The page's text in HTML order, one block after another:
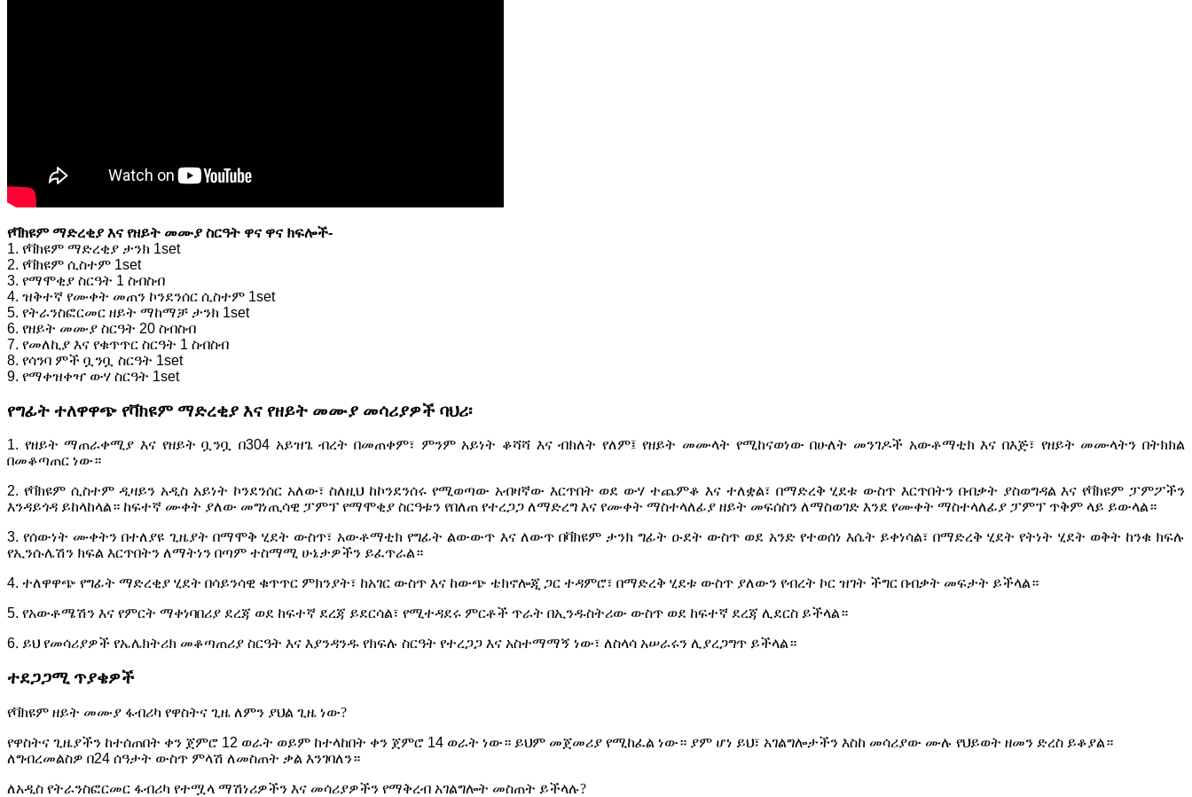
የቫክዩም ማድረቂያ እና የዘይት መሙያ ስርዓት ዋና ዋና ክፍሎች-
1. የቫክዩም ማድረቂያ ታንክ 1set
2. የቫክዩም ሲስተም 1set
3. የማሞቂያ ስርዓት 1 ስብስብ
4. ዝቅተኛ የሙቀት መጠን ኮንደንሰር ሲስተም 1set
5. የትራንስፎርመር ዘይት ማከማቻ ታንክ 1set
6. የዘይት መሙያ ስርዓት 20 ስብስብ
7. የመለኪያ እና የቁጥጥር ስርዓት 1 ስብስብ
8. የሳንባ ምች ቧንቧ ስርዓት 1set
9. የማቀዝቀዣ ውሃ ስርዓት 1set
የግፊት ተለዋዋጭ የቫክዩም ማድረቂያ እና የዘይት መሙያ መሳሪያዎች ባህሪ፡
1. የዘይት ማጠራቀሚያ እና የዘይት ቧንቧ በ304 አይዝጌ ብረት በመጠቀም፣ ምንም አይነት ቆሻሻ እና ብክለት የለም፤ ​​የዘይት መሙላት የሚከናወነው በሁለት መንገዶች አውቶማቲክ እና በእጅ፣ የዘይት መሙላትን በትክክል
በመቆጣጠር ነው።
2. የቫክዩም ሲስተም ዲዛይን አዲስ አይነት ኮንደንሰር አለው፣ ስለዚህ ከኮንደንሰሩ የሚወጣው አብዛኛው እርጥበት ወደ ውሃ ተጨምቆ እና ተለቋል፣ በማድረቅ ሂደቱ ውስጥ እርጥበትን በብቃት ያስወግዳል እና የቫክዩም ፓምፖችን
እንዳይጎዳ ይከላከላል። ከፍተኛ ሙቀት ያለው መግነጢሳዊ ፓምፕ የማሞቂያ ስርዓቱን የበለጠ የተረጋጋ ለማድረግ እና የሙቀት ማስተላለፊያ ዘይት መፍሰስን ለማስወገድ እንደ የሙቀት ማስተላለፊያ ፓምፕ ጥቅም ላይ ይውላል።
3. የሰውነት ሙቀትን በተለያዩ ጊዜያት በማሞቅ ሂደት ውስጥ፣ አውቶማቲክ የግፊት ልውውጥ እና ለውጥ በቫክዩም ታንክ ግፊት ዑደት ውስጥ ወደ አንድ የተወሰነ እሴት ይቀነሳል፣ በማድረቅ ሂደት የትነት ሂደት ወቅት ከንቁ ክፍሉ
የኢንሱሌሽን ክፍል እርጥበትን ለማትነን በጣም ተስማሚ ሁኔታዎችን ይፈጥራል።
4. ተለዋዋጭ የግፊት ማድረቂያ ሂደት በሳይንሳዊ ቁጥጥር ምክንያት፣ ከአገር ውስጥ እና ከውጭ ቴክኖሎጂ ጋር ተዳምሮ፣ በማድረቅ ሂደቱ ውስጥ ያለውን የብረት ኮር ዝገት ችግር በብቃት መፍታት ይችላል።
5. የአውቶሜሽን እና የምርት ማቀነባበሪያ ደረጃ ወደ ከፍተኛ ደረጃ ይደርሳል፣ የሚተዳደሩ ምርቶች ጥራት በኢንዱስትሪው ውስጥ ወደ ከፍተኛ ደረጃ ሊደርስ ይችላል።
6. ይህ የመሳሪያዎች የኤሌክትሪክ መቆጣጠሪያ ስርዓት እና እያንዳንዱ የክፍሉ ስርዓት የተረጋጋ እና አስተማማኝ ነው፣ ለስላሳ አሠራሩን ሊያረጋግጥ ይችላል።
ተደጋጋሚ ጥያቄዎች
የቫክዩም ዘይት መሙያ ፋብሪካ የዋስትና ጊዜ ለምን ያህል ጊዜ ነው?
የዋስትና ጊዜያችን ከተሰጠበት ቀን ጀምሮ 12 ወራት ወይም ከተላከበት ቀን ጀምሮ 14 ወራት ነው። ይህም መጀመሪያ የሚከፈል ነው። ያም ሆነ ይህ፣ አገልግሎታችን እስከ መሳሪያው ሙሉ የህይወት ዘመን ድረስ ይቆያል።
ለግብረመልስዎ በ24 ሰዓታት ውስጥ ምላሽ ለመስጠት ቃል እንገባለን።
ለአዲስ የትራንስፎርመር ፋብሪካ የተሟላ ማሽነሪዎችን እና መሳሪያዎችን የማቅረብ አገልግሎት መስጠት ይችላሉ?